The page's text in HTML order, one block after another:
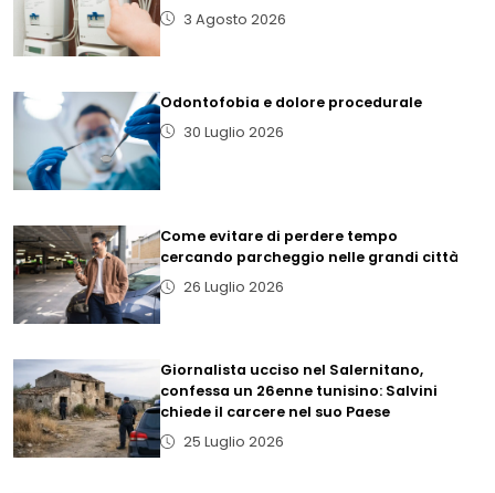
3 Agosto 2026
Odontofobia e dolore procedurale
30 Luglio 2026
Come evitare di perdere tempo
cercando parcheggio nelle grandi città
26 Luglio 2026
Giornalista ucciso nel Salernitano,
confessa un 26enne tunisino: Salvini
chiede il carcere nel suo Paese
25 Luglio 2026